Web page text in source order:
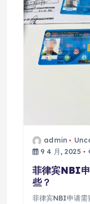
admin
9 4 月, 2025
菲律宾NBI
些？
菲律宾NBI申请需